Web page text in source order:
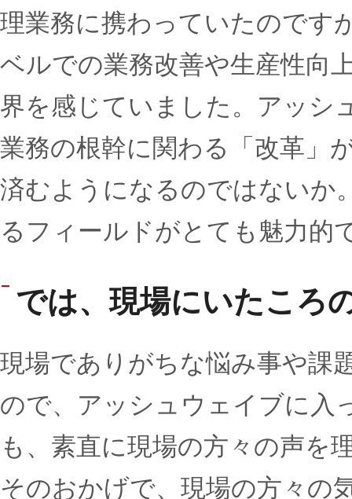
理業務に携わっていたのです
ベルでの業務改善や生産性向
界を感じていました。アッシ
業務の根幹に関わる「改革」
済むようになるのではないか
るフィールドがとても魅力的
では、現場にいたころ
現場でありがちな悩み事や課
ので、アッシュウェイブに入
も、素直に現場の方々の声を
そのおかげで、現場の方々の